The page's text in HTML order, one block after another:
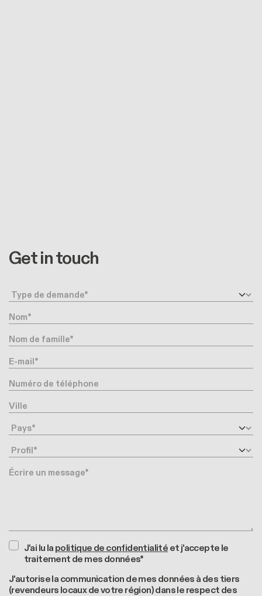
Get in touch
Type de demande
Nom
Nom de famille
E-mail
Numéro de téléphone
Ville
Pays
Profil
Message
J'ai lu lapolitique de confidentialitéet j'accepte le
traitement de mes données*
J'autorise la communication de mes données à des tiers
(revendeurs locaux de votre région) dans le respect des